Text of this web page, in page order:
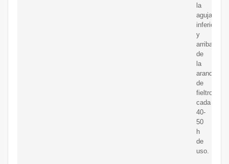
la
aguja
inferior
y
arriba
de
la
arandela
de
fieltro
cada
40-
50
h
de
uso.